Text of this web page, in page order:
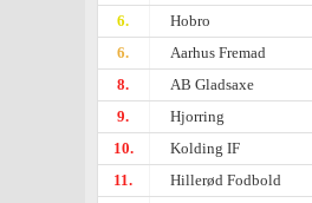
6.
Hobro
6.
Aarhus Fremad
8.
AB Gladsaxe
9.
Hjorring
10.
Kolding IF
11.
Hillerød Fodbold